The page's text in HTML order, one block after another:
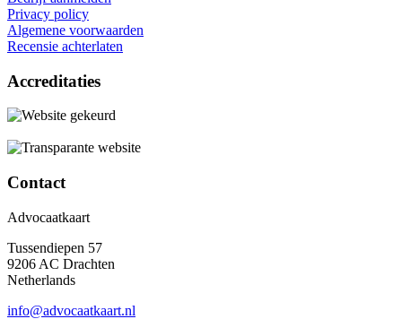
Privacy policy
Algemene voorwaarden
Recensie achterlaten
Accreditaties
Contact
Advocaatkaart
Tussendiepen 57
9206 AC Drachten
Netherlands
info@advocaatkaart.nl